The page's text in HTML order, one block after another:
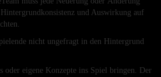
und Auswirkung auf
nicht ungefragt in den Hintergrund
oder eigene Konzepte ins Spiel bringen. Der